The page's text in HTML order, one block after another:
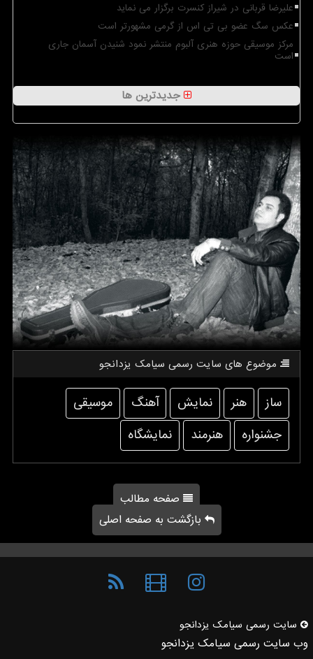
علیرضا قربانی در شیراز کنسرت برگزار می نماید
عکس سگ عضو بی تی اس از گرمی مشهورتر است
مرکز موسیقی حوزه هنری آلبوم منتشر نمود شنیدن آسمان جاری
است
جدیدترین ها
موضوع های سایت رسمی سیامك یزدانجو
ساز هنر نمایش آهنگ
موسیقی
جشنواره
هنرمند نمایشگاه
صفحه مطالب
بازگشت به صفحه اصلی
سایت رسمی سیامك یزدانجو
وب سایت رسمی سیامک یزدانجو